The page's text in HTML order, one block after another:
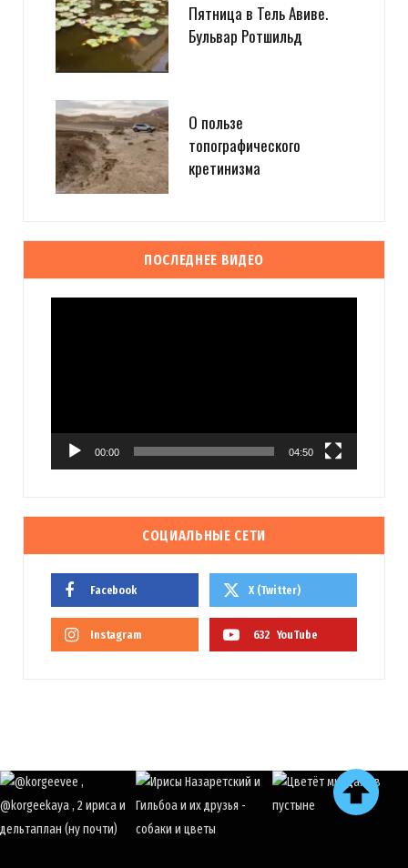
Пятница в Тель Авиве.
Бульвар Ротшильд
О пользе
топографического
кретинизма
ПОСЛЕДНЕЕ ВИДЕО
00:00 04:50
СОЦИАЛЬНЫЕ СЕТИ
Facebook X (Twitter)
Instagram 632 YouTube